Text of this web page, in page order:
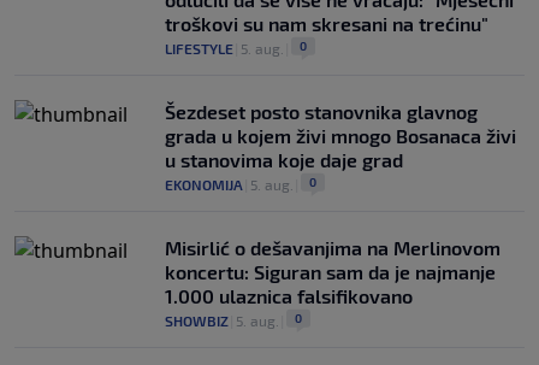
troškovi su nam skresani na trećinu"
LIFESTYLE 5. aug. 0
Šezdeset posto stanovnika glavnog
grada u kojem živi mnogo Bosanaca živi
u stanovima koje daje grad
EKONOMIJA 5. aug. 0
Misirlić o dešavanjima na Merlinovom
koncertu: Siguran sam da je najmanje
1.000 ulaznica falsifikovano
SHOWBIZ 5. aug. 0